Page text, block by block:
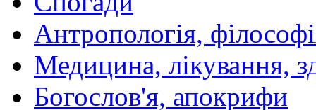
Антропологія,
Медицина, лікування,
Богослов'я, апокрифи